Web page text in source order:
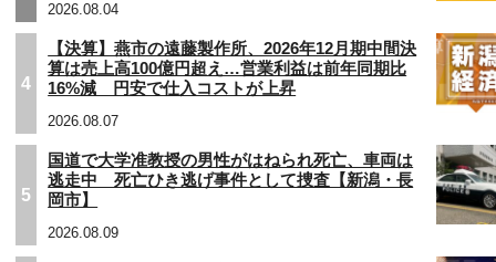
2026.08.04
4
【決算】燕市の遠藤製作所、2026年12月期中間決
算は売上高100億円超え…営業利益は前年同期比
16%減 円安で仕入コストが上昇
2026.08.07
5
国道で大学准教授の男性がはねられ死亡、車両は
逃走中 死亡ひき逃げ事件として捜査【新潟・長
岡市】
2026.08.09